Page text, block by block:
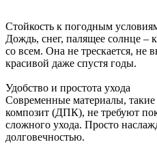
Стойкость к погодным
Дождь, снег, палящее солнце –
со всем. Она не трескается, не
красивой даже спустя годы.
Удобство и простота ухода
Современные материалы,
композит (ДПК), не требуют
сложного ухода. Просто
долговечностью.